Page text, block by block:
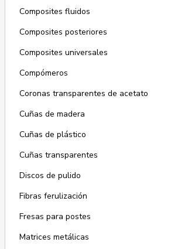
Composites fluidos
Composites posteriores
Composites universales
Compómeros
Coronas transparentes de acetato
Cuñas de madera
Cuñas de plástico
Cuñas transparentes
Discos de pulido
Fibras ferulización
Fresas para postes
Matrices metálicas